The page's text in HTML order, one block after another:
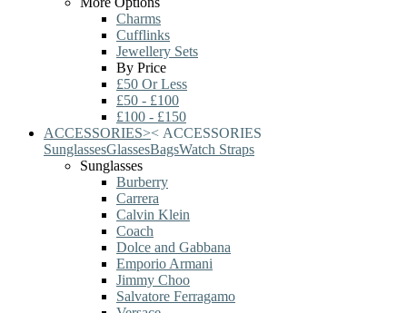
Charms
Cufflinks
Jewellery Sets
By Price
£50 Or Less
£50 - £100
£100 - £150
ACCESSORIES>< ACCESSORIES
SunglassesGlassesBagsWatch Straps
Sunglasses
Burberry
Carrera
Calvin Klein
Coach
Dolce and Gabbana
Emporio Armani
Jimmy Choo
Salvatore Ferragamo